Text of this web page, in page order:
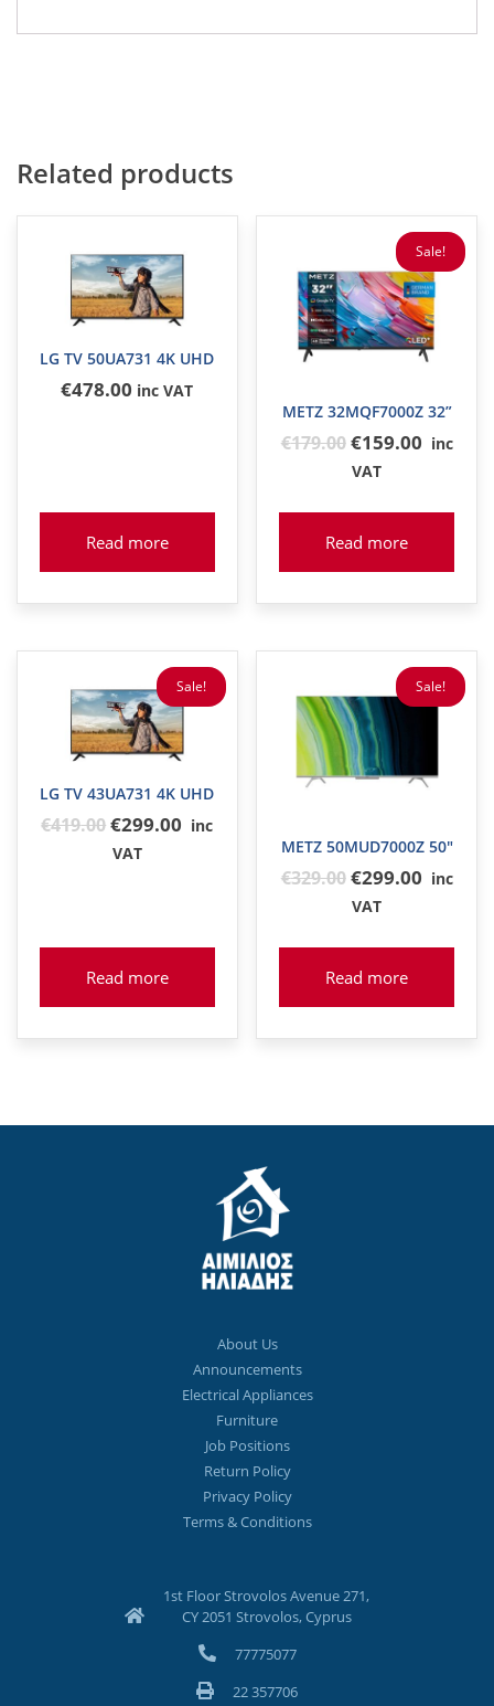
Related products
LG TV 50UA731 4K UHD
€478.00 inc VAT
Read more
Sale!
METZ 32MQF7000Z 32”
€179.00Original
price
€159.00 inc
VAT
Read more
Sale!
LG TV 43UA731 4K UHD
€419.00Original
price
€299.00 inc
VAT
Read more
Sale!
METZ 50MUD7000Z 50″
€329.00Original
price
€299.00 inc
VAT
Read more
About Us
Announcements
Electrical Appliances
Furniture
Job Positions
Return Policy
Privacy Policy
Terms & Conditions
1st Floor Strovolos Avenue 271,
CY 2051 Strovolos, Cyprus
77775077
22 357706